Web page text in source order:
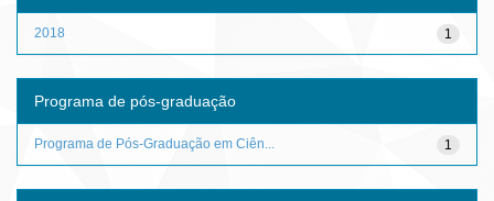
1
2018
Programa de pós-graduação
1
Programa de Pós-Graduação em Ciên...